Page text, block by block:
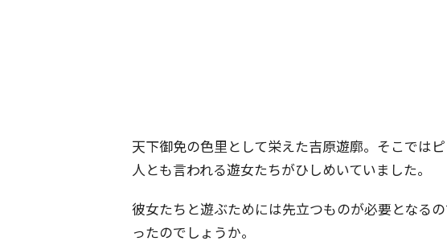
天下御免の色里として栄えた吉原遊廓。そこでは
人とも言われる遊女たちがひしめいていました。
彼女たちと遊ぶためには先立つものが必要となる
ったのでしょうか。